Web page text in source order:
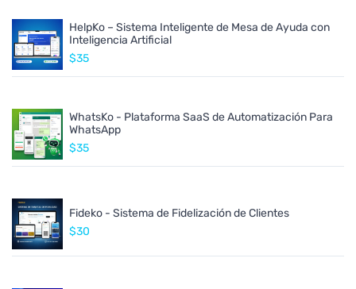
HelpKo – Sistema Inteligente de Mesa de Ayuda con
Inteligencia Artificial
$35
WhatsKo - Plataforma SaaS de Automatización Para
WhatsApp
$35
Fideko - Sistema de Fidelización de Clientes
$30